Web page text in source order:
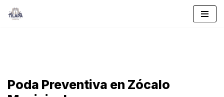
Poda Preventiva en Zócalo